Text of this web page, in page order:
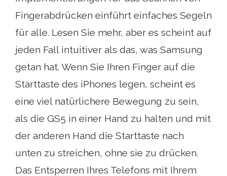
Fingerabdrücken einführt einfaches Segeln
für alle. Lesen Sie mehr, aber es scheint auf
jeden Fall intuitiver als das, was Samsung
getan hat. Wenn Sie Ihren Finger auf die
Starttaste des iPhones legen, scheint es
eine viel natürlichere Bewegung zu sein,
als die GS5 in einer Hand zu halten und mit
der anderen Hand die Starttaste nach
unten zu streichen, ohne sie zu drücken.
Das Entsperren Ihres Telefons mit Ihrem